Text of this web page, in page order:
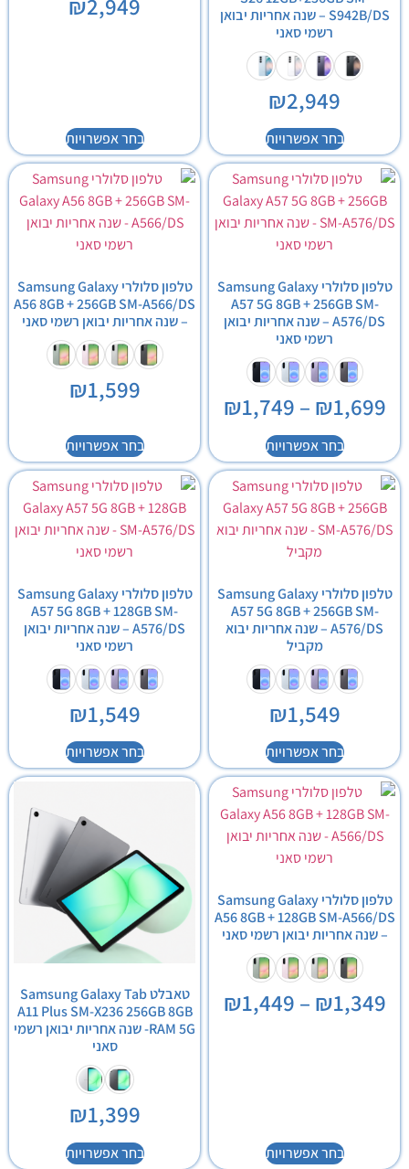
S942B/DS – שנה אחריות יבואן
רשמי סאני
₪2,949
בחר אפשרויות בחר אפשרויות
טלפון סלולרי Samsung Galaxy
A57 5G 8GB + 256GB SM-
A576/DS – שנה אחריות יבואן
רשמי סאני
₪1,699
–
₪1,749
בחר אפשרויות
טלפון סלולרי Samsung Galaxy
A56 8GB + 256GB SM-A566/DS
– שנה אחריות יבואן רשמי סאני
₪1,599
בחר אפשרויות
טלפון סלולרי Samsung Galaxy
A57 5G 8GB + 256GB SM-
A576/DS – שנה אחריות יבוא
מקביל
₪1,549
בחר אפשרויות
טלפון סלולרי Samsung Galaxy
A57 5G 8GB + 128GB SM-
A576/DS – שנה אחריות יבואן
רשמי סאני
₪1,549
בחר אפשרויות
טלפון סלולרי Samsung Galaxy
A56 8GB + 128GB SM-A566/DS
– שנה אחריות יבואן רשמי סאני
₪1,349
–
₪1,449
בחר אפשרויות
טאבלט Samsung Galaxy Tab
A11 Plus SM-X236 256GB 8GB
RAM 5G- שנה אחריות יבואן רשמי
סאני
₪1,399
בחר אפשרויות